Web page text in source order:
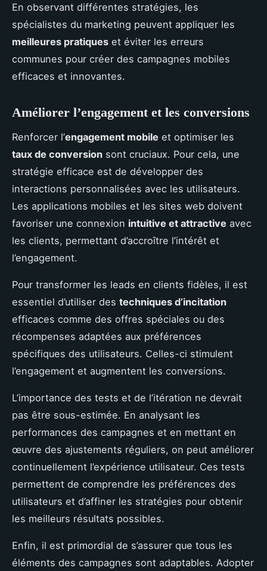
En observant différentes stratégies, les
spécialistes du marketing peuvent appliquer les
meilleures pratiques et éviter les erreurs
communes pour créer des campagnes mobiles
efficaces et innovantes.
Améliorer l’engagement et les conversions
Renforcer l’engagement mobile et optimiser les
taux de conversion sont cruciaux. Pour cela, une
stratégie efficace est de développer des
interactions personnalisées avec les utilisateurs.
Les applications mobiles et les sites web doivent
favoriser une connexion intuitive et attractive avec
les clients, permettant d’accroître l’intérêt et
l’engagement.
Pour transformer les leads en clients fidèles, il est
essentiel d’utiliser des techniques d’incitation
efficaces comme des offres spéciales ou des
récompenses adaptées aux préférences
spécifiques des utilisateurs. Celles-ci stimulent
l’engagement et augmentent les conversions.
L’importance des tests et de l’itération ne devrait
pas être sous-estimée. En analysant les
performances des campagnes et en mettant en
œuvre des ajustements réguliers, on peut améliorer
continuellement l’expérience utilisateur. Ces tests
permettent de comprendre les préférences des
utilisateurs et d’affiner les stratégies pour obtenir
les meilleurs résultats possibles.
Enfin, il est primordial de s’assurer que tous les
éléments des campagnes sont adaptables. Adopter